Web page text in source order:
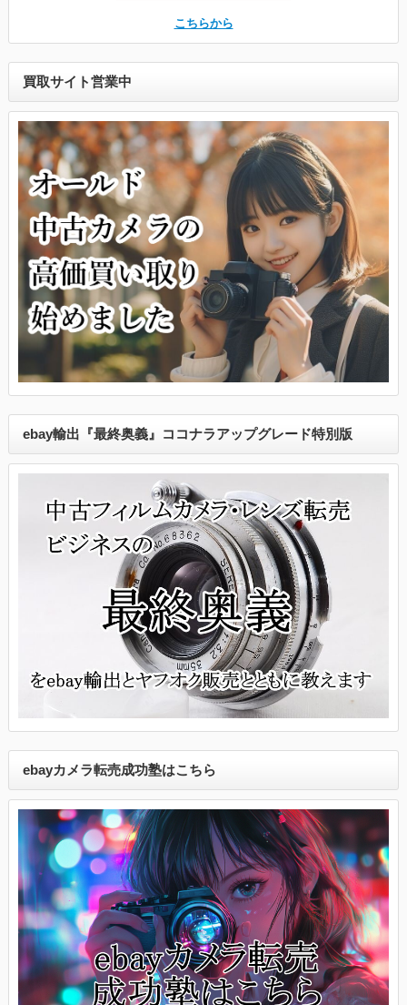
こちらから
買取サイト営業中
ebay輸出『最終奥義』ココナラアップグレード特別版
ebayカメラ転売成功塾はこちら